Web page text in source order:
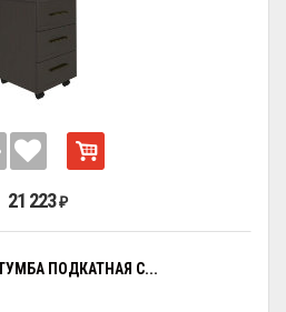
21 223 ₽
ТУМБА ПОДКАТНАЯ С...